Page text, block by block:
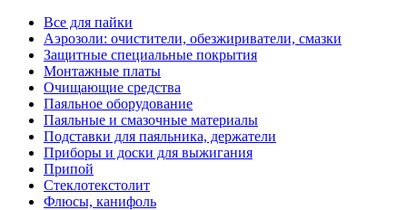
Все для пайки
Аэрозоли: очистители, обезжириватели, смазки
Защитные специальные покрытия
Монтажные платы
Очищающие средства
Паяльное оборудование
Паяльные и смазочные материалы
Подставки для паяльника, держатели
Приборы и доски для выжигания
Припой
Стеклотекстолит
Флюсы, канифоль